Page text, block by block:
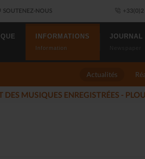
SOUTENEZ-NOUS
INFORMATIONS
Information
JOURNAL
Actualités
LE PROGRAMME (2025-11-14)